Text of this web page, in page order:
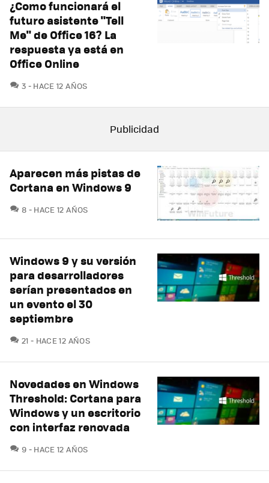
¿Como funcionará el
futuro asistente "Tell
Me" de Office 16? La
respuesta ya está en
Office Online
3 COMENTARIOS
HACE 12 AÑOS
Aparecen más pistas de
Cortana en Windows 9
8 COMENTARIOS
HACE 12 AÑOS
Windows 9 y su versión
para desarrolladores
serían presentados en
un evento el 30
septiembre
21 COMENTARIOS
HACE 12 AÑOS
Novedades en Windows
Threshold: Cortana para
Windows y un escritorio
con interfaz renovada
9 COMENTARIOS
HACE 12 AÑOS